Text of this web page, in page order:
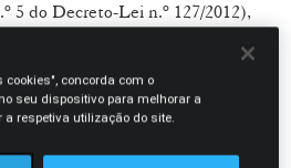
5 do Decreto-Lei n.º 127/2012),
legal e da regularidade
nos termos da lei;
cookies", concorda com o
seu dispositivo para melhorar a
respetiva utilização do site.